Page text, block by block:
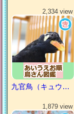
2,334 view
九官鳥（キュウカンチョウ）
1,879 view